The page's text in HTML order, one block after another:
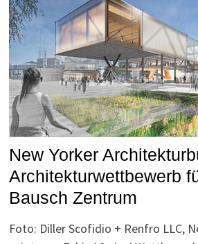
New Yorker
Architekturwettbewerb
Bausch Zentrum
Foto: Diller Scofidio + Renfro LLC,